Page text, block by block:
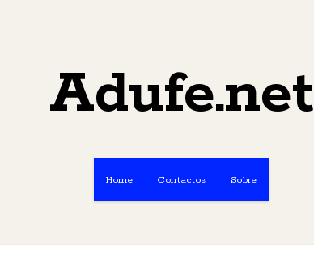
Adufe.net
Home Contactos Sobre